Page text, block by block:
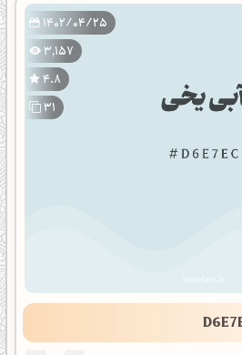
1402/04/25
3,157
4.8
31